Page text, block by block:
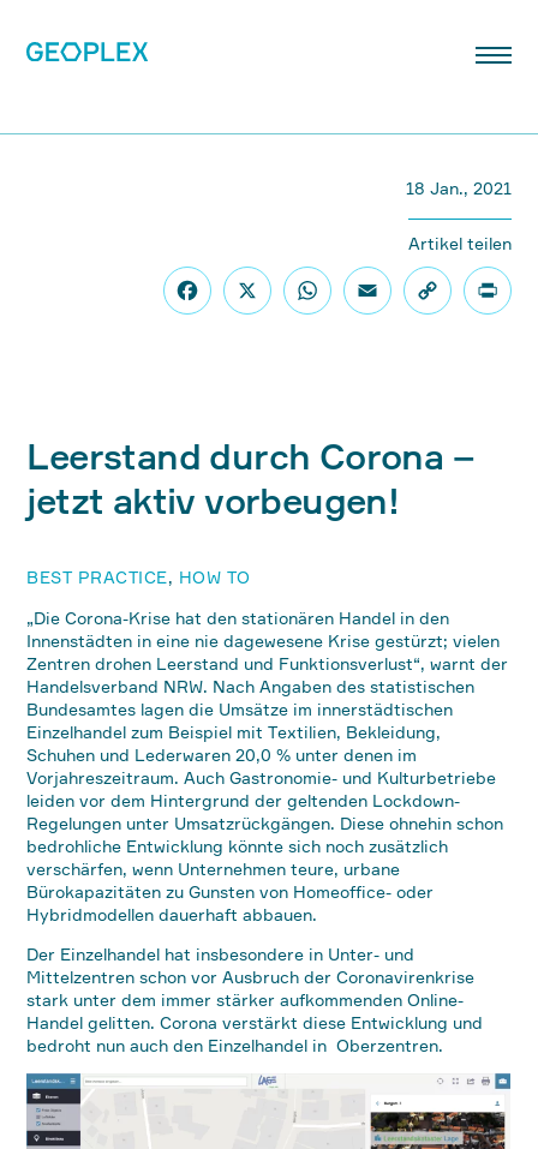
BEST PRACTICE, HOW TO
Leerstand durch Corona –
jetzt aktiv vorbeugen!
„Die Corona-Krise hat den stationären Handel in den
Innenstädten in eine nie dagewesene Krise gestürzt; vielen
Zentren drohen Leerstand und Funktionsverlust“, warnt der
Handelsverband NRW. Nach Angaben des statistischen
Bundesamtes lagen die Umsätze im innerstädtischen
Einzelhandel zum Beispiel mit Textilien, Bekleidung,
Schuhen und Lederwaren 20,0 % unter denen im
Vorjahreszeitraum. Auch Gastronomie- und Kulturbetriebe
leiden vor dem Hintergrund der geltenden Lockdown-
Regelungen unter Umsatzrückgängen. Diese ohnehin schon
bedrohliche Entwicklung könnte sich noch zusätzlich
verschärfen, wenn Unternehmen teure, urbane
Bürokapazitäten zu Gunsten von Homeoffice- oder
Hybridmodellen dauerhaft abbauen.
Der Einzelhandel hat insbesondere in Unter- und
Mittelzentren schon vor Ausbruch der Coronavirenkrise
stark unter dem immer stärker aufkommenden Online-
Handel gelitten. Corona verstärkt diese Entwicklung und
bedroht nun auch den Einzelhandel in Oberzentren.
18 Jan., 2021
Artikel teilen